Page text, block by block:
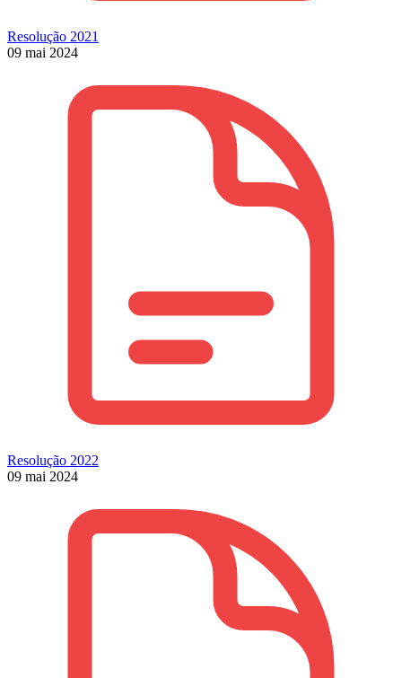
Resolução 2021
09 mai 2024
Resolução 2022
09 mai 2024